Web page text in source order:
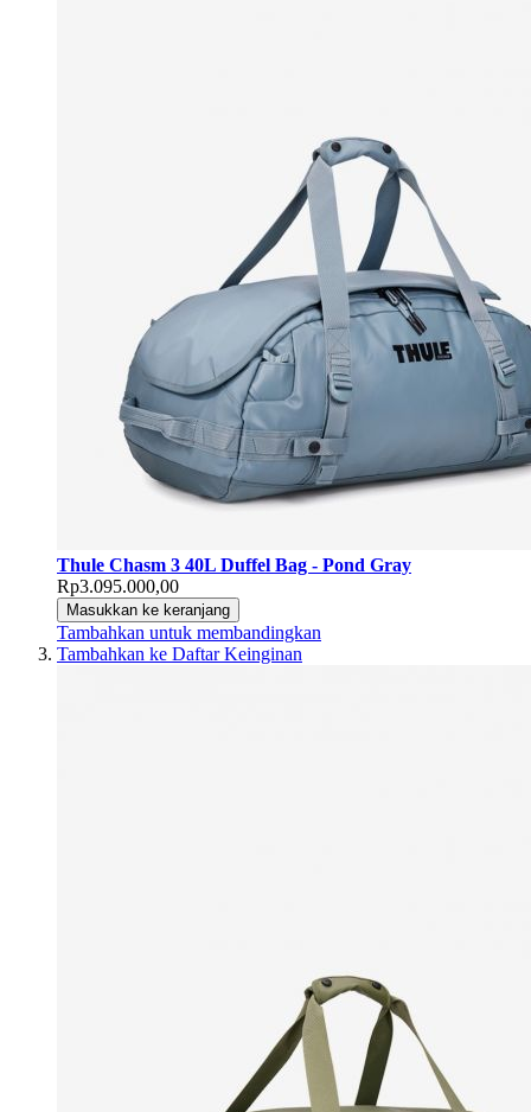
Thule Chasm 3 40L Duffel Bag - Pond Gray
Rp3.095.000,00
Masukkan ke keranjang
Tambahkan untuk membandingkan
Tambahkan ke Daftar Keinginan